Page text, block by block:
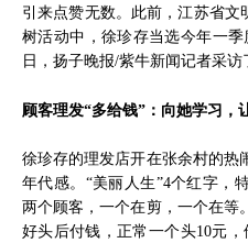
引来点赞无数。此前，江苏省文
树活动中，徐珍存当选今年一
日，扬子晚报/紫牛新闻记者采访
顾客理发“多给钱”：向她学习，
徐珍存的理发店开在张余村的热
年代感。“美丽人生”4个红字，
两个顾客，一个在剪，一个在等
好头后付钱，正常一个头10元